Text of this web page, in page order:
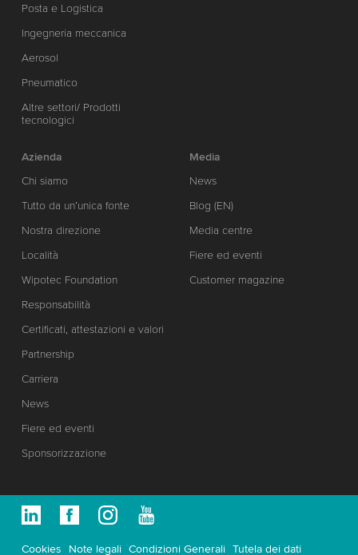
Posta e Logistica
Ingegneria meccanica
Aerosol
Pneumatico
Altre settori/ Prodotti
tecnologici
Azienda
Chi siamo
Tutto da un’unica fonte
Nostra direzione
Località
Wipotec Foundation
Responsabilità
Certificati, attestazioni e valori
Partnership
Carriera
News
Fiere ed eventi
Sponsorizzazione
Media
News
Blog (EN)
Media centre
Fiere ed eventi
Customer magazine
Cookies Note legali Condizioni Generali Tutela dei dati